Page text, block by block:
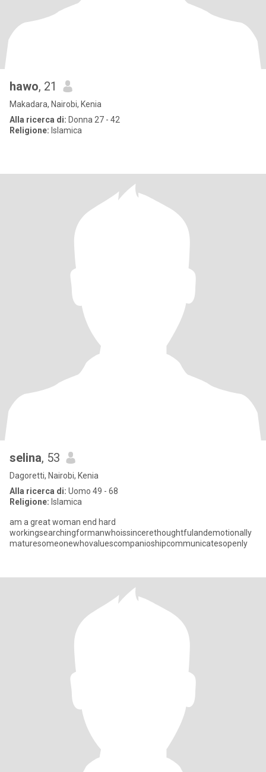
hawo, 21
Makadara, Nairobi, Kenia
Alla ricerca di: Donna 27 - 42
Religione: Islamica
selina, 53
Dagoretti, Nairobi, Kenia
Alla ricerca di: Uomo 49 - 68
Religione: Islamica
am a great woman end hard
workingsearchingformanwhoissincerethoughtfulandemotionally
maturesomeonewhovaluescompanioshipcommunicatesopenly